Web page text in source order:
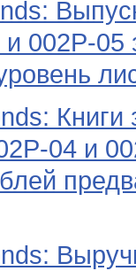
002P-05
04 и